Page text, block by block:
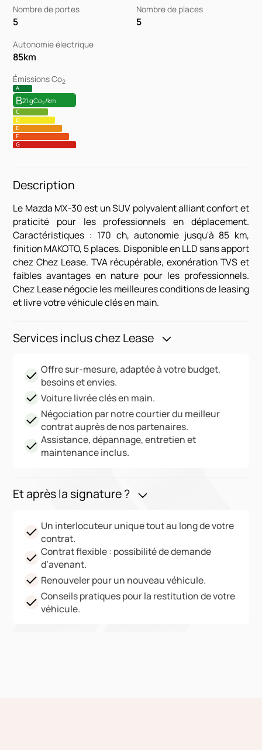
Nombre de portes
5
Nombre de places
5
Autonomie électrique
85km
Émissions Co2
A
B21 gCo2/km
C
D
E
F
G
Description
Le Mazda MX-30 est un SUV polyvalent alliant confort et
praticité pour les professionnels en déplacement.
Caractéristiques : 170 ch, autonomie jusqu'à 85 km,
finition MAKOTO, 5 places. Disponible en LLD sans apport
chez Chez Lease. TVA récupérable, exonération TVS et
faibles avantages en nature pour les professionnels.
Chez Lease négocie les meilleures conditions de leasing
et livre votre véhicule clés en main.
Services inclus chez Lease
Offre sur-mesure, adaptée à votre budget,
besoins et envies.
Voiture livrée clés en main.
Négociation par notre courtier du meilleur
contrat auprès de nos partenaires.
Assistance, dépannage, entretien et
maintenance inclus.
Et après la signature ?
Un interlocuteur unique tout au long de votre
contrat.
Contrat flexible : possibilité de demande
d’avenant.
Renouveler pour un nouveau véhicule.
Conseils pratiques pour la restitution de votre
véhicule.